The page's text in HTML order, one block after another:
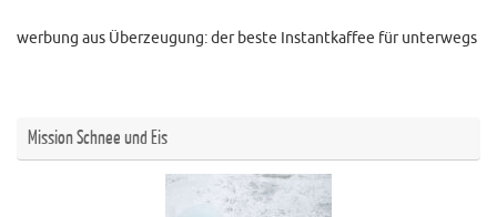
werbung aus Überzeugung: der beste Instantkaffee für unterwegs
Mission Schnee und Eis